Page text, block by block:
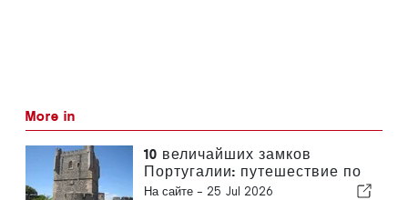
More in
10 величайших замков
Португалии: путешествие по
истории страны
На сайте - 25 Jul 2026